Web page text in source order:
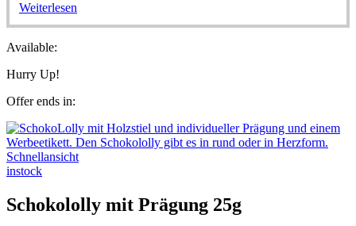
Weiterlesen
Available:
Hurry Up!
Offer ends in:
Schnellansicht
instock
Schokololly mit Prägung 25g